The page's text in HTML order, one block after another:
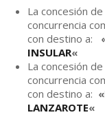
La concesión
concurrencia
con destino a:
INSULAR«
La concesión
concurrencia
con destino a: «
LANZAROTE«